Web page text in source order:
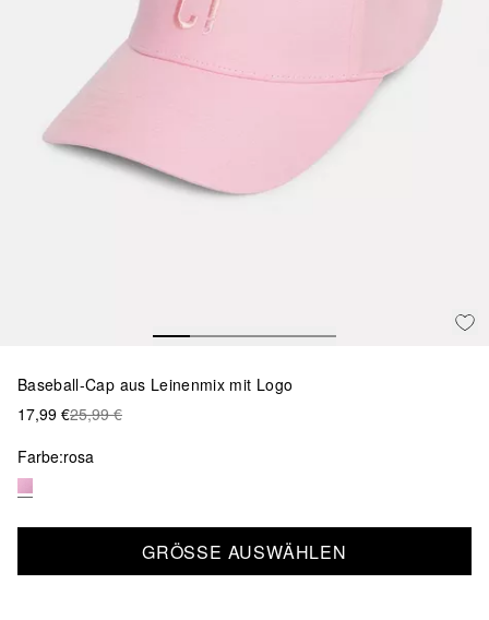
Baseball-Cap aus Leinenmix mit Logo
17,99 €25,99 €
Farbe:rosa
GRÖSSE AUSWÄHLEN